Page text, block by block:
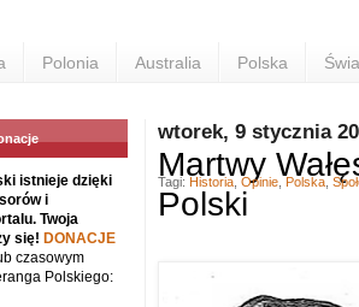
Polonia Australia Polska
wtorek, 9 stycznia
Martwy
Polski
Tagi: Historia Opinie Polska
istnieje dzięki
i
Twoja
się! DONACJE
czasowym
Polskiego: